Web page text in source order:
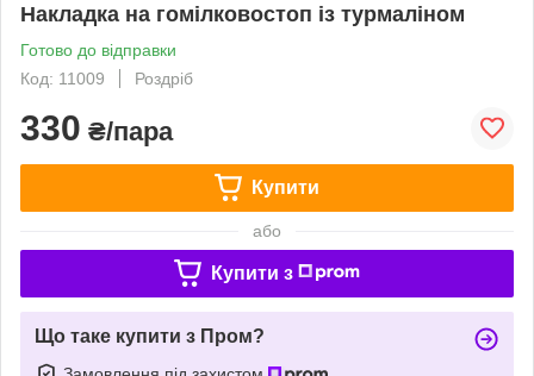
Накладка на гомілковостоп із турмаліном
Готово до відправки
Код: 11009
Роздріб
330 ₴/пара
Купити
або
Купити з
Що таке купити з Пром?